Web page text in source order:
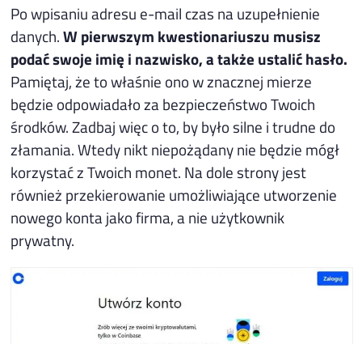
Po wpisaniu adresu e-mail czas na uzupełnienie
danych.W pierwszym kwestionariuszu musisz
podać swoje imię i nazwisko, a także ustalić hasło.
Pamiętaj, że to właśnie ono w znacznej mierze
będzie odpowiadało za bezpieczeństwo Twoich
środków. Zadbaj więc o to, by było silne i trudne do
złamania. Wtedy nikt niepożądany nie będzie mógł
korzystać z Twoich monet. Na dole strony jest
również przekierowanie umożliwiające utworzenie
nowego konta jako firma, a nie użytkownik
prywatny.